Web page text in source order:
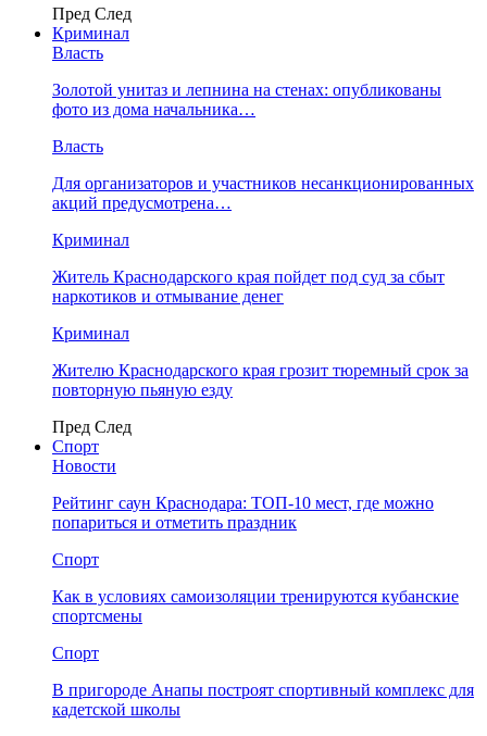
Пред След
Криминал
Власть
​Золотой унитаз и лепнина на стенах: опубликованы
фото из дома начальника…
Власть
Для организаторов и участников несанкционированных
акций предусмотрена…
Криминал
Житель Краснодарского края пойдет под суд за сбыт
наркотиков и отмывание денег
Криминал
Жителю Краснодарского края грозит тюремный срок за
повторную пьяную езду
Пред След
Спорт
Новости
Рейтинг саун Краснодара: ТОП-10 мест, где можно
попариться и отметить праздник
Спорт
Как в условиях самоизоляции тренируются кубанские
спортсмены
Спорт
В пригороде Анапы построят спортивный комплекс для
кадетской школы